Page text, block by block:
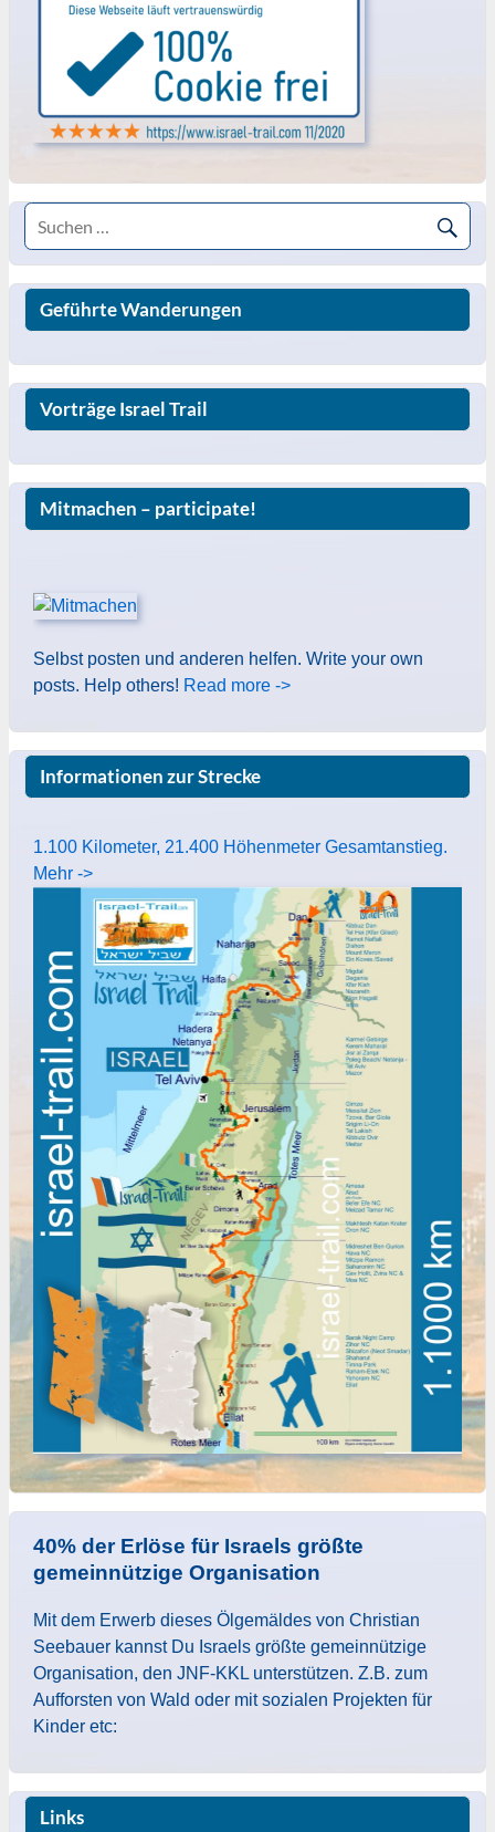
Geführte Wanderungen
Vorträge Israel Trail
Mitmachen – participate!
Selbst posten und anderen helfen. Write your own
posts. Help others! Read more ->
Informationen zur Strecke
1.100 Kilometer, 21.400 Höhenmeter Gesamtanstieg.
Mehr ->
40% der Erlöse für Israels größte
gemeinnützige Organisation
Mit dem Erwerb dieses Ölgemäldes von Christian
Seebauer kannst Du Israels größte gemeinnützige
Organisation, den JNF-KKL unterstützen. Z.B. zum
Aufforsten von Wald oder mit sozialen Projekten für
Kinder etc:
Links